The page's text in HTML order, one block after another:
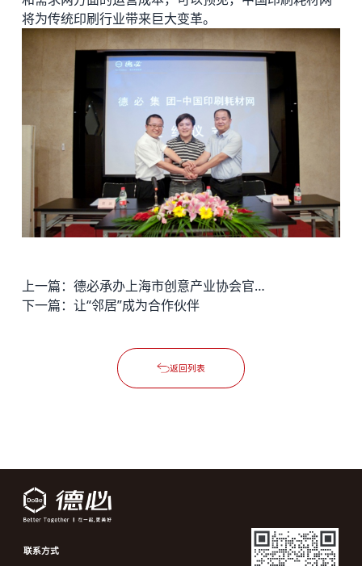
将为传统印刷行业带来巨大变革。
上一篇：
德必承办上海市创意产业协会官方网站
下一篇：让“邻居”成为合作伙伴
返回列表
联系方式